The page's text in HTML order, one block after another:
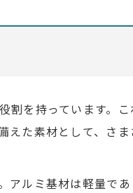
割を持っています。
た素材として、さ
アルミ基材は軽量で